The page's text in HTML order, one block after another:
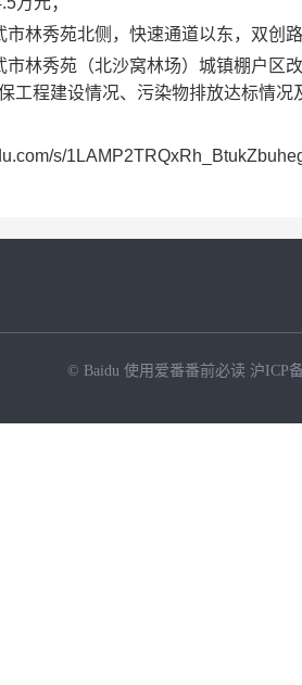
市林秀苑北侧，快速通道以东，双创
市林秀苑（北沙窝林场）城镇棚户
工程建设情况、污染物排放达标情况
s/
© Baidu 使用爱番番前必读 沪ICP